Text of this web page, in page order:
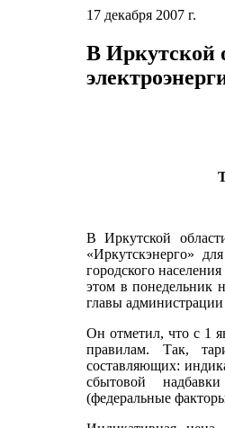
17 декабря 2007 г.
В Иркутской
В Иркутской
«Иркутскэнерго»
городского
этом в понедельник
главы
Он отметил, что с 1
правилам. Так,
составляющих:
сбытовой
(федеральные